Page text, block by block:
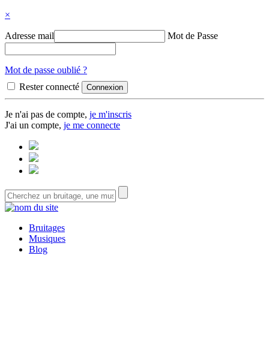
×
Adresse mail Mot de Passe
Mot de passe oublié ?
Rester connecté
Je n'ai pas de compte, je m'inscris
J'ai un compte, je me connecte
Bruitages
Musiques
Blog